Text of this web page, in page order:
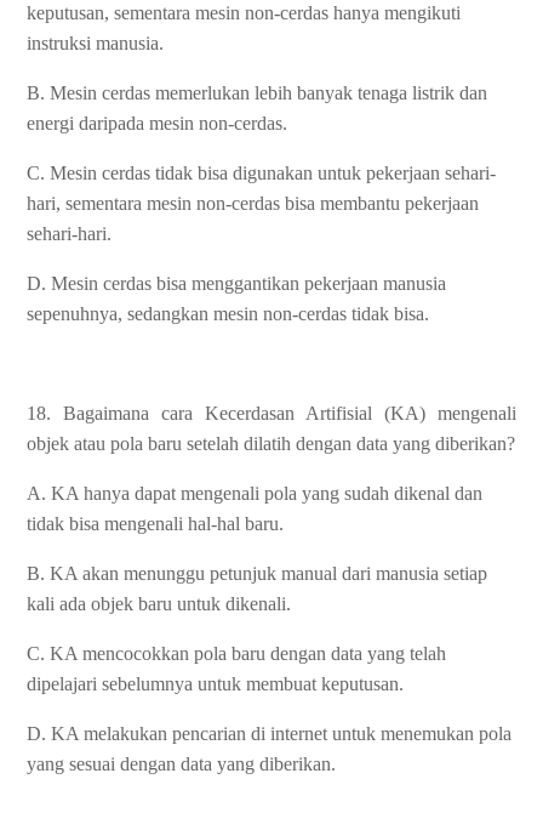
keputusan, sementara mesin non-cerdas hanya mengikuti
instruksi manusia.
B. Mesin cerdas memerlukan lebih banyak tenaga listrik dan
energi daripada mesin non-cerdas.
C. Mesin cerdas tidak bisa digunakan untuk pekerjaan sehari-
hari, sementara mesin non-cerdas bisa membantu pekerjaan
sehari-hari.
D. Mesin cerdas bisa menggantikan pekerjaan manusia
sepenuhnya, sedangkan mesin non-cerdas tidak bisa.
18. Bagaimana cara Kecerdasan Artifisial (KA) mengenali
objek atau pola baru setelah dilatih dengan data yang diberikan?
A. KA hanya dapat mengenali pola yang sudah dikenal dan
tidak bisa mengenali hal-hal baru.
B. KA akan menunggu petunjuk manual dari manusia setiap
kali ada objek baru untuk dikenali.
C. KA mencocokkan pola baru dengan data yang telah
dipelajari sebelumnya untuk membuat keputusan.
D. KA melakukan pencarian di internet untuk menemukan pola
yang sesuai dengan data yang diberikan.